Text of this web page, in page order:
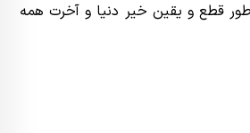
قطع و یقین خیر دنیا و آخرت همه‌